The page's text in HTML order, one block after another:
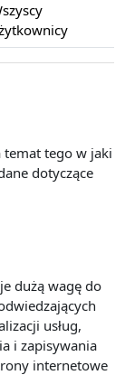
tego w jaki
dotyczące
dużą wagę do
usług,
i zapisywania
internetowe